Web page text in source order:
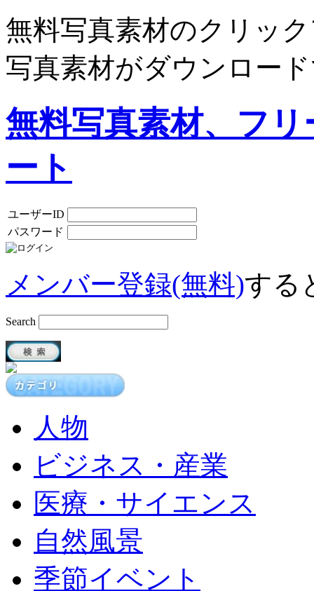
無料写真素材のクリッ
写真素材がダウンロー
無料写真素材、フ
ート
ユーザーID
パスワード
メンバー登録(無料)する
Search
人物
ビジネス・産業
医療・サイエンス
自然風景
季節イベント